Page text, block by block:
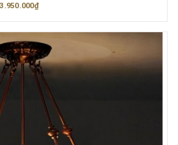
3.950.000₫